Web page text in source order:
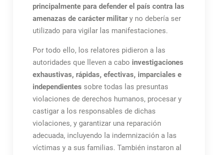
principalmente para defender el país contra las
amenazas de carácter military no debería ser
utilizado para vigilar las manifestaciones.
Por todo ello, los relatores pidieron a las
autoridades que lleven a cabo investigaciones
exhaustivas, rápidas, efectivas, imparciales e
independientes sobre todas las presuntas
violaciones de derechos humanos, procesar y
castigar a los responsables de dichas
violaciones, y garantizar una reparación
adecuada, incluyendo la indemnización a las
víctimas y a sus familias. También instaron al